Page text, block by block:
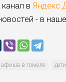
в
- в
афиша в гомеле дети